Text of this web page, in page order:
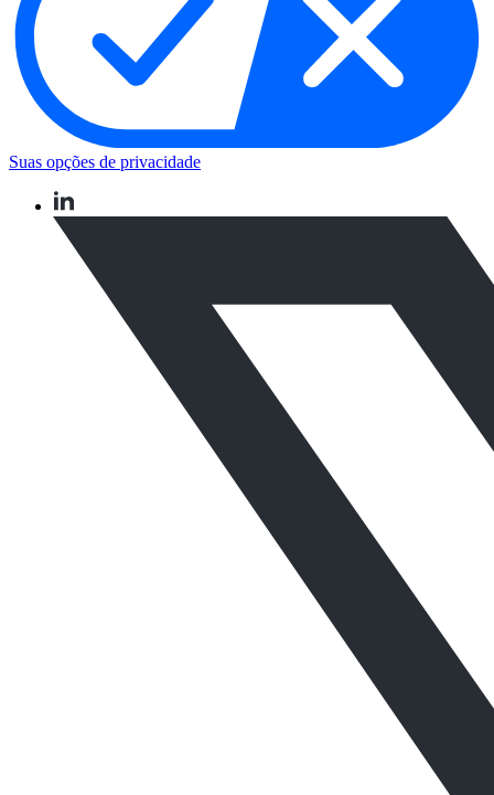
Suas opções de privacidade